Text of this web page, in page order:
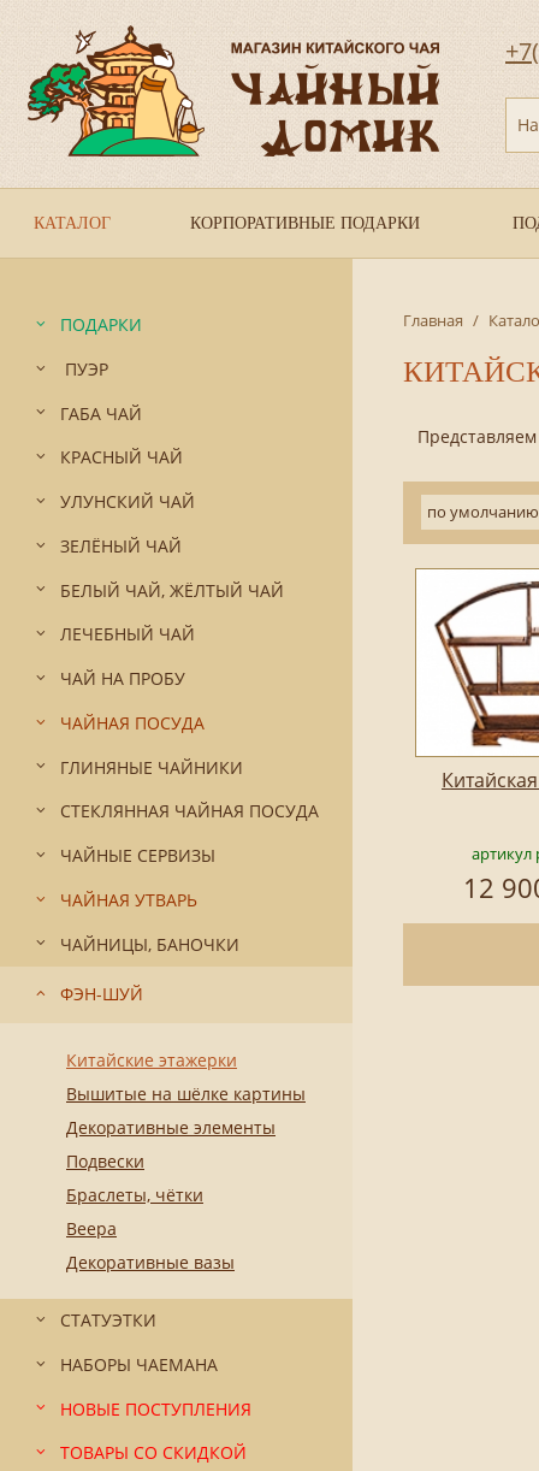
КАТАЛОГ КОРПОРАТИВНЫЕ ПОДАРКИ
ПОДАРКИ
ПУЭР
ГАБА ЧАЙ
КРАСНЫЙ ЧАЙ
УЛУНСКИЙ ЧАЙ
ЗЕЛЁНЫЙ ЧАЙ
БЕЛЫЙ ЧАЙ, ЖЁЛТЫЙ ЧАЙ
ЛЕЧЕБНЫЙ ЧАЙ
ЧАЙ НА ПРОБУ
ЧАЙНАЯ ПОСУДА
ГЛИНЯНЫЕ ЧАЙНИКИ
СТЕКЛЯННАЯ ЧАЙНАЯ ПОСУДА
ЧАЙНЫЕ СЕРВИЗЫ
ЧАЙНАЯ УТВАРЬ
ЧАЙНИЦЫ, БАНОЧКИ
ФЭН-ШУЙ
Китайские этажерки
Вышитые на шёлке картины
Декоративные элементы
Подвески
Браслеты, чётки
Веера
Декоративные вазы
СТАТУЭТКИ
НАБОРЫ ЧАЕМАНА
НОВЫЕ ПОСТУПЛЕНИЯ
ТОВАРЫ СО СКИДКОЙ
Главная /
по умолчанию
артикул
12